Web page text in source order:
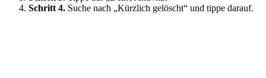
Schritt 4. Suche nach „Kürzlich gelöscht“ und tippe darauf.